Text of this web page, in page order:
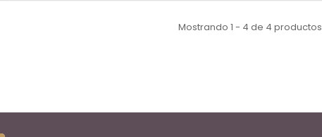
Mostrando 1 - 4 de 4 productos